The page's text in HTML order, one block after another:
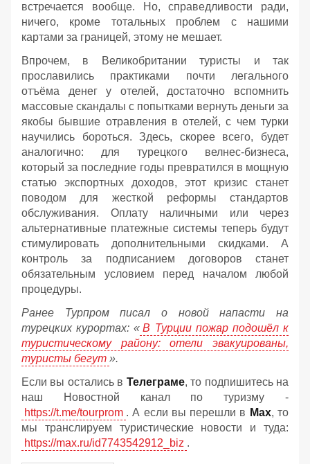
встречается вообще. Но, справедливости ради,
ничего, кроме тотальных проблем с нашими
картами за границей, этому не мешает.
Впрочем, в Великобритании туристы и так
прославились практиками почти легального
отъёма денег у отелей, достаточно вспомнить
массовые скандалы с попытками вернуть деньги за
якобы бывшие отравления в отелей, с чем турки
научились бороться. Здесь, скорее всего, будет
аналогично: для турецкого велнес-бизнеса,
который за последние годы превратился в мощную
статью экспортных доходов, этот кризис станет
поводом для жесткой реформы стандартов
обслуживания. Оплату наличными или через
альтернативные платежные системы теперь будут
стимулировать дополнительными скидками. А
контроль за подписанием договоров станет
обязательным условием перед началом любой
процедуры.
Ранее Турпром писал о новой напасти на
турецких курортах: « В Турции пожар подошёл к
туристическому району: отели эвакуированы,
туристы бегут ».
Если вы остались в Телеграме, то подпишитесь на
наш Новостной канал по туризму -
https://t.me/tourprom . А если вы перешли в Мах, то
мы транслируем туристические новости и туда:
https://max.ru/id7743542912_biz .